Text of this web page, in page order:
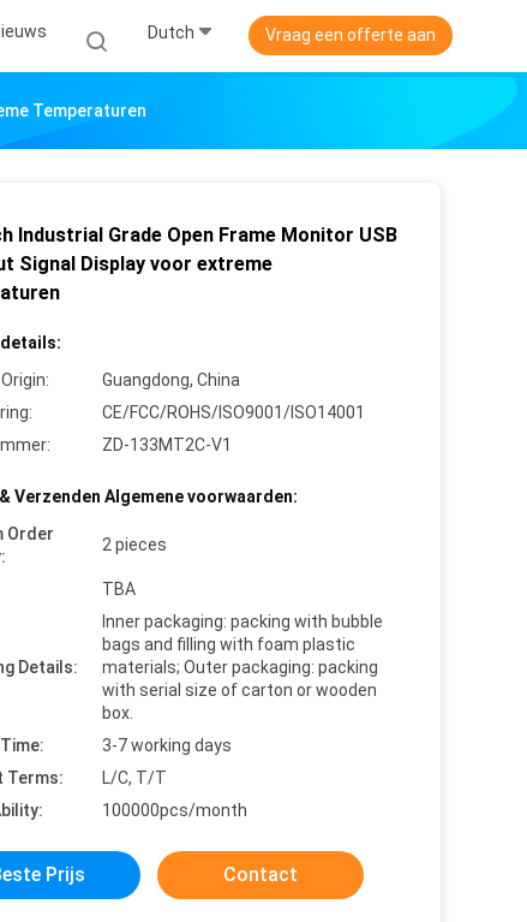
Dutch Vraag een offerte aan
Temperaturen
Industrial Grade Open Frame Monitor USB
Signal Display voor extreme
Guangdong, China
CE/FCC/ROHS/ISO9001/ISO14001
ZD-133MT2C-V1
Verzenden Algemene voorwaarden:
Order
2 pieces
TBA
Details:
Inner packaging: packing with bubble
bags and filling with foam plastic
materials; Outer packaging: packing
with serial size of carton or wooden
box.
3-7 working days
Terms:
L/C, T/T
100000pcs/month
Prijs Contact